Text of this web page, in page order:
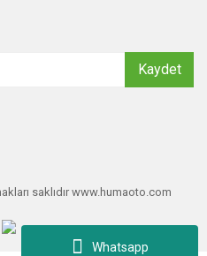
Whatsapp
Kaydet
saklıdır www.humaoto.com